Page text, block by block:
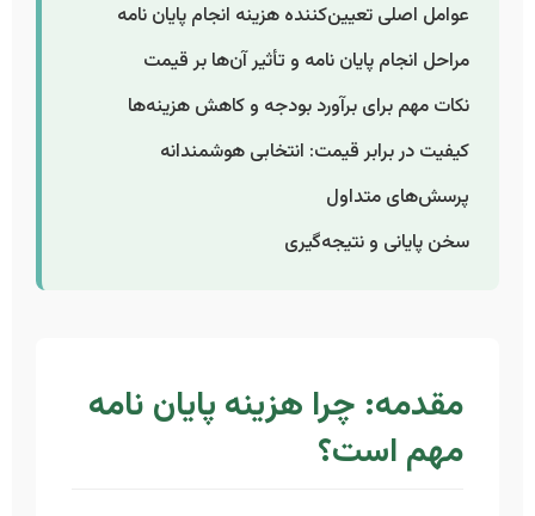
عوامل اصلی تعیین‌کننده هزینه انجام پایان نامه
مراحل انجام پایان نامه و تأثیر آن‌ها بر قیمت
نکات مهم برای برآورد بودجه و کاهش هزینه‌ها
کیفیت در برابر قیمت: انتخابی هوشمندانه
پرسش‌های متداول
سخن پایانی و نتیجه‌گیری
مقدمه: چرا هزینه پایان نامه
مهم است؟